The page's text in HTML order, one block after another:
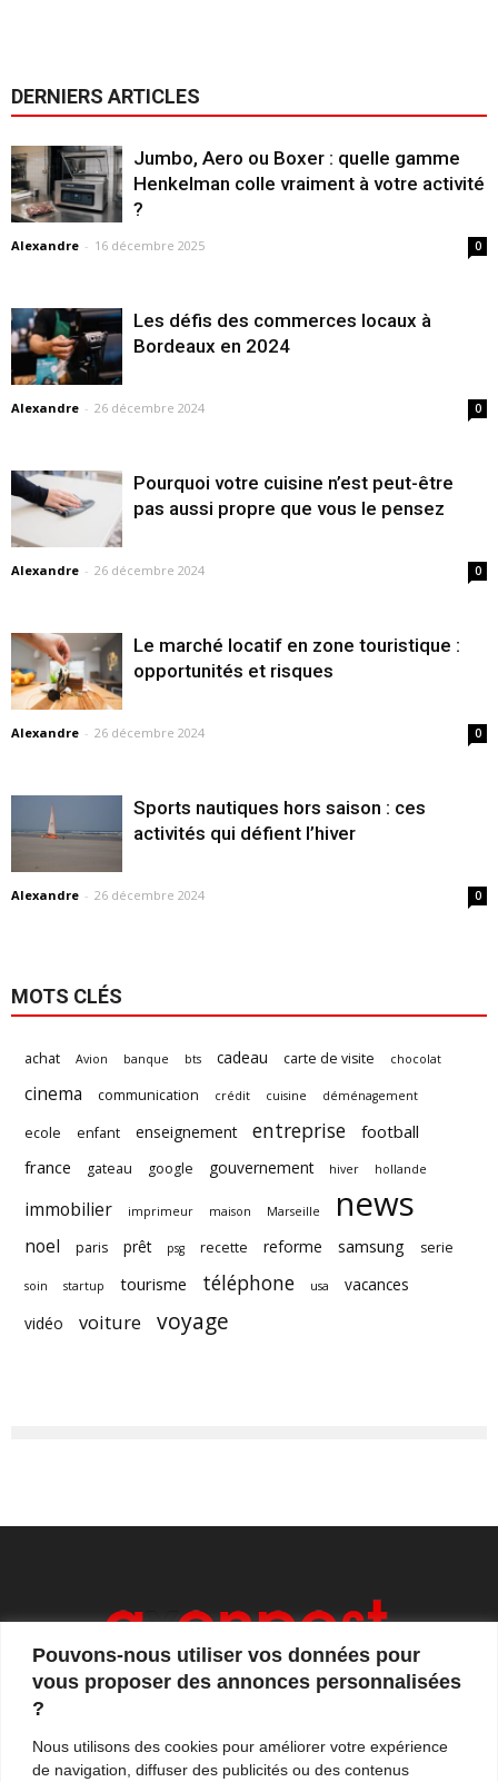
Pouvons-nous utiliser vos données pour
vous proposer des annonces personnalisées
?
Nous utilisons des cookies pour améliorer votre expérience
de navigation, diffuser des publicités ou des contenus
DERNIERS ARTICLES
Jumbo, Aero ou Boxer : quelle gamme
Henkelman colle vraiment à votre activité
?
Alexandre - 16 décembre 2025 0
Les défis des commerces locaux à
Bordeaux en 2024
Alexandre - 26 décembre 2024 0
Pourquoi votre cuisine n’est peut-être
pas aussi propre que vous le pensez
Alexandre - 26 décembre 2024 0
Le marché locatif en zone touristique :
opportunités et risques
Alexandre - 26 décembre 2024 0
Sports nautiques hors saison : ces
activités qui défient l’hiver
Alexandre - 26 décembre 2024 0
MOTS CLÉS
achat Avion banque bts cadeau carte de visite chocolat
cinema communication crédit cuisine déménagement
ecole enfant enseignement entreprise
football
france
gateau google gouvernement hiver hollande
immobilier imprimeur maison Marseille news
noel paris prêt psg recette reforme samsung serie
soin startup tourisme téléphone usa
vacances
vidéo
voiture voyage
et de tendances. Notre équipe de journalistes vous
propose quotidiennement de suivre l'actualité en